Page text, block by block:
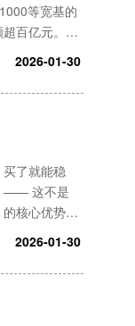
等宽基的
百亿元。20
2026-01-30
了就能稳
—— 这不是
核心优势本
2026-01-30